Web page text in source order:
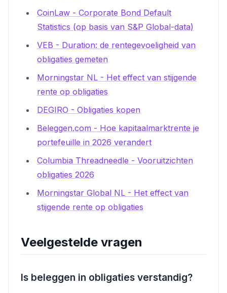
CoinLaw - Corporate Bond Default
Statistics (op basis van S&P Global-data)
VEB - Duration: de rentegevoeligheid van
obligaties gemeten
Morningstar NL - Het effect van stijgende
rente op obligaties
DEGIRO - Obligaties kopen
Beleggen.com - Hoe kapitaalmarktrente je
portefeuille in 2026 verandert
Columbia Threadneedle - Vooruitzichten
obligaties 2026
Morningstar Global NL - Het effect van
stijgende rente op obligaties
Veelgestelde vragen
Is beleggen in obligaties verstandig?